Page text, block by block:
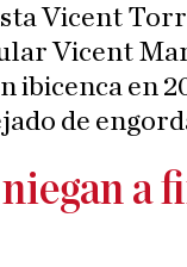
Vicent
Vicent
ibicenca en
de
a